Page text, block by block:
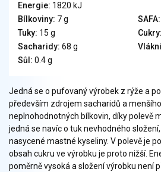
Přílohy
Ovoce
Ořechy, semena
Zelenina
Sladkosti, slané výrobky
Zmrzliny
Ochucovadla, přísady, sladidla
Sušené směsi
Polotovary, hotové pokrmy
Proteinové výrobky, doplňky stravy
Energie: 1820 kJ
Bílkoviny: 7 g SAFA:
Tuky: 15 g Cukry:
Sacharidy: 68 g
Sůl: 0.4 g
Jedná se o pufovaný výrobek z rýže a
především zdrojem sacharidů a
neplnohodnotných bílkovin, díky polevě
jedná se navíc o tuk nevhodného
nasycené mastné kyseliny. V polevě je
obsah cukru ve výrobku je proto nižší.
poměrně vysoká a složení výrobku není